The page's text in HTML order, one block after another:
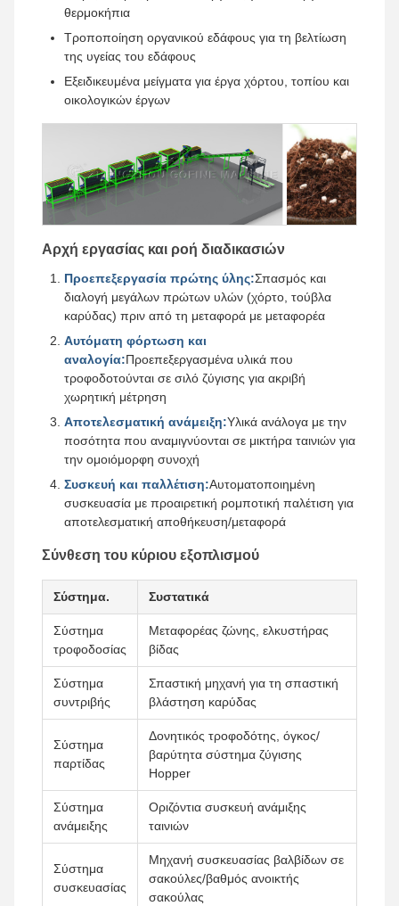
θερμοκήπια
Τροποποίηση οργανικού εδάφους για τη βελτίωση
της υγείας του εδάφους
Εξειδικευμένα μείγματα για έργα χόρτου, τοπίου και
οικολογικών έργων
Αρχή εργασίας και ροή διαδικασιών
Προεπεξεργασία πρώτης ύλης:Σπασμός και
διαλογή μεγάλων πρώτων υλών (χόρτο, τούβλα
καρύδας) πριν από τη μεταφορά με μεταφορέα
Αυτόματη φόρτωση και
αναλογία:Προεπεξεργασμένα υλικά που
τροφοδοτούνται σε σιλό ζύγισης για ακριβή
χωρητική μέτρηση
Αποτελεσματική ανάμειξη:Υλικά ανάλογα με την
ποσότητα που αναμιγνύονται σε μικτήρα ταινιών για
την ομοιόμορφη συνοχή
Συσκευή και παλλέτιση:Αυτοματοποιημένη
συσκευασία με προαιρετική ρομποτική παλέτιση για
αποτελεσματική αποθήκευση/μεταφορά
Σύνθεση του κύριου εξοπλισμού
Σύστημα. Συστατικά
Σύστημα
τροφοδοσίας
Μεταφορέας ζώνης, ελκυστήρας
βίδας
Σύστημα
συντριβής
Σπαστική μηχανή για τη σπαστική
βλάστηση καρύδας
Σύστημα
παρτίδας
Δονητικός τροφοδότης, όγκος/
βαρύτητα σύστημα ζύγισης
Hopper
Σύστημα
ανάμειξης
Οριζόντια συσκευή ανάμιξης
ταινιών
Σύστημα
συσκευασίας
Μηχανή συσκευασίας βαλβίδων σε
σακούλες/βαθμός ανοικτής
σακούλας